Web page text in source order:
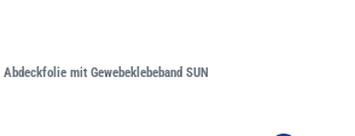
Abdeckfolie mit Gewebeklebeband SUN